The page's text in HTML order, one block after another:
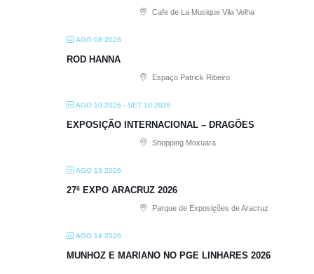
Cafe de La Musique Vila Velha
AGO 08 2026
ROD HANNA
Espaço Patrick Ribeiro
AGO 10 2026 - SET 10 2026
EXPOSIÇÃO INTERNACIONAL – DRAGÕES
Shopping Moxuara
AGO 13 2026
27ª EXPO ARACRUZ 2026
Parque de Exposições de Aracruz
AGO 14 2026
MUNHOZ E MARIANO NO PGE LINHARES 2026